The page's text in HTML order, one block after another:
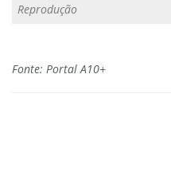
Reprodução
Fonte: Portal A10+